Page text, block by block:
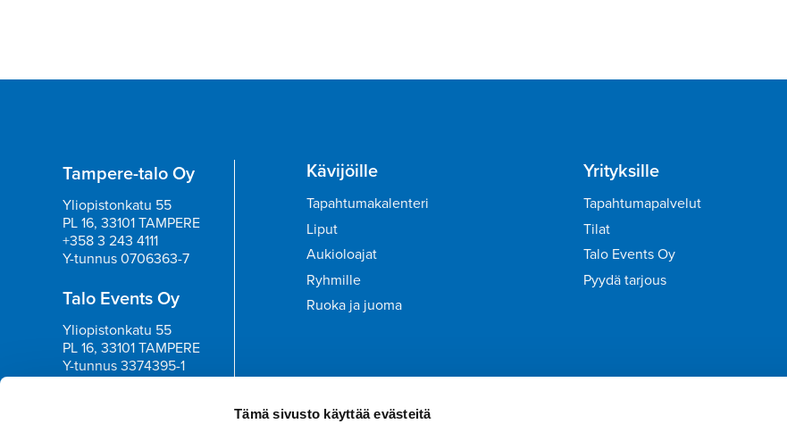
Tämä sivusto käyttää evästeitä
Tampere-talo Oy
Yliopistonkatu 55
PL 16, 33101 TAMPERE
+358 3 243 4111
Y-tunnus 0706363-7
Talo Events Oy
Yliopistonkatu 55
PL 16, 33101 TAMPERE
Y-tunnus 3374395-1
Kävijöille
Tapahtumakalenteri
Liput
Aukioloajat
Ryhmille
Ruoka ja juoma
Yrityksille
Tapahtumapalvelut
Tilat
Talo Events Oy
Pyydä tarjous
Tilaa uutiskirje